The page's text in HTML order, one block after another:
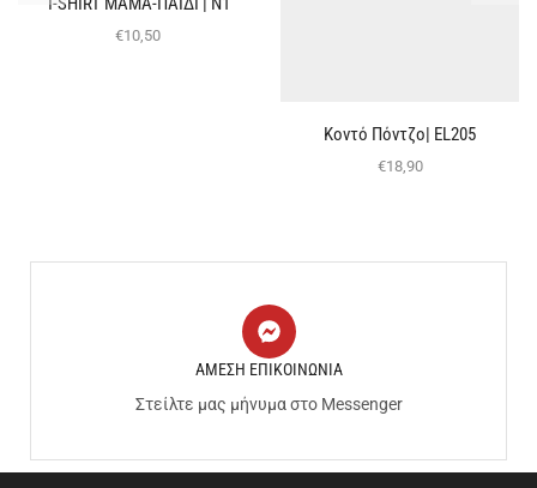
€10,50
Κοντό Πόντζο| EL205
€18,90
ΑΜΕΣΗ ΕΠΙΚΟΙΝΩΝΙΑ
Στείλτε μας μήνυμα στο Messenger